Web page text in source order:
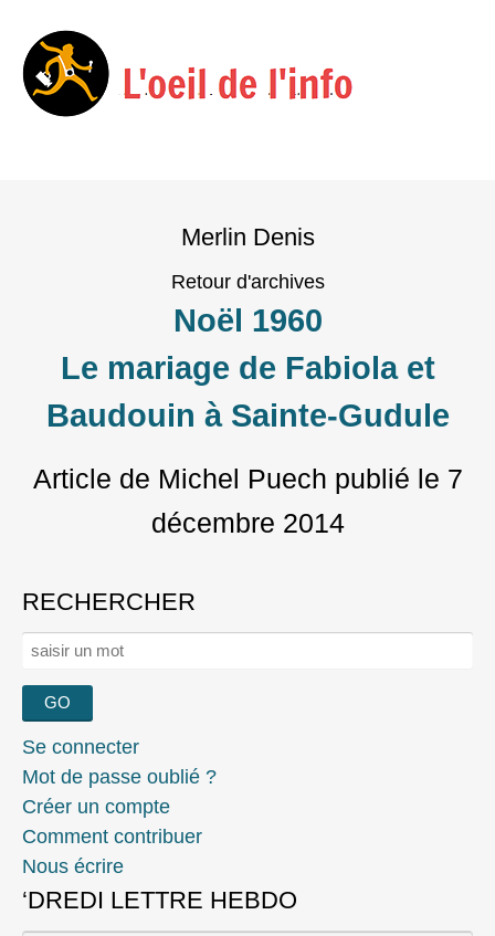
Merlin Denis
Retour d'archives
Noël 1960
Le mariage de Fabiola et
Baudouin à Sainte-Gudule
Article de Michel Puech publié le 7
décembre 2014
RECHERCHER
Rechercher :
Se connecter
Mot de passe oublié ?
Créer un compte
Comment contribuer
Nous écrire
‘DREDI LETTRE HEBDO